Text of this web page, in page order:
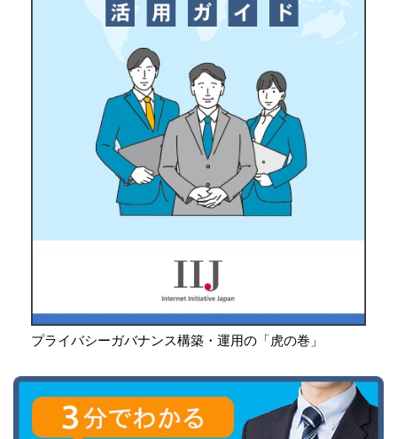
プライバシーガバナンス構築・運用の「虎の巻」